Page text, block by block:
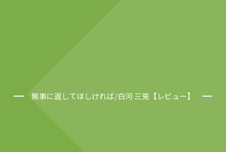
無事に返してほしければ/白河 三兎【レビュー】